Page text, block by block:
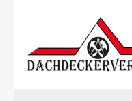
Zum Hauptinhalt springen
Zur Suche springen